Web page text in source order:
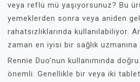
veya reflü mü yaşıyorsunuz? Bu
yemeklerden sonra veya aniden
rahatsızlıklarında kullanılabiliyor.
zaman en iyisi bir sağlık uzmanına
Rennie Duo’nun kullanımında
önemli. Genellikle bir veya iki